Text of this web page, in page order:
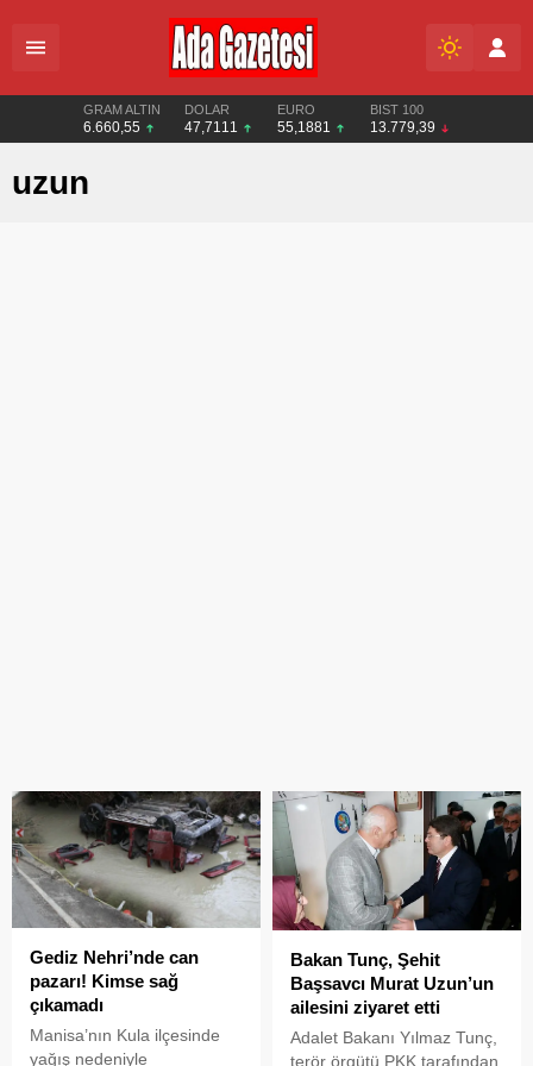
GRAM ALTIN
6.660,55
DOLAR
47,7111
EURO
55,1881
BIST 100
13.779,39
uzun
Gediz Nehri’nde can
pazarı! Kimse sağ
çıkamadı
Manisa’nın Kula ilçesinde
yağış nedeniyle
Bakan Tunç, Şehit
Başsavcı Murat Uzun’un
ailesini ziyaret etti
Adalet Bakanı Yılmaz Tunç,
terör örgütü PKK tarafından